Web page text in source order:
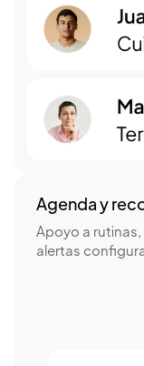
Agenda y
Apoyo a
alertas